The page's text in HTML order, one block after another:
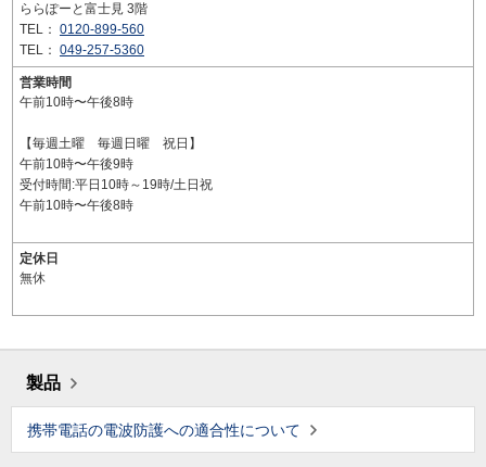
ららぽーと富士見 3階
TEL： 0120-899-560
TEL： 049-257-5360
営業時間
午前10時〜午後8時
【毎週土曜 毎週日曜 祝日】
午前10時〜午後9時
受付時間:平日10時～19時/土日祝
午前10時〜午後8時
定休日
無休
製品
携帯電話の電波防護への適合性について